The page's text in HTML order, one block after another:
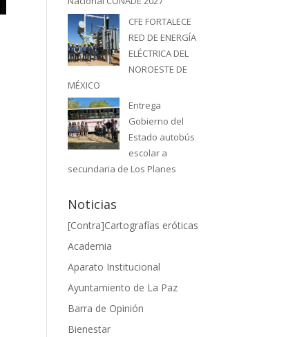
CFE FORTALECE
RED DE ENERGÍA
ELÉCTRICA DEL
NOROESTE DE
MÉXICO
Entrega
Gobierno del
Estado autobús
escolar a
secundaria de Los Planes
Noticias
[Contra]Cartografías eróticas
Academia
Aparato Institucional
Ayuntamiento de La Paz
Barra de Opinión
Bienestar